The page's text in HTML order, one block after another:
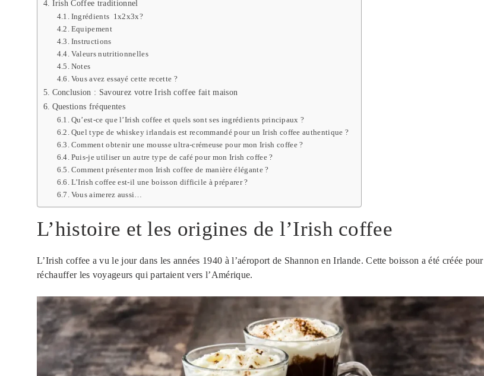
Irish Coffee traditionnel
Ingrédients 1x2x3x?
Equipement
Instructions
Valeurs nutritionnelles
Notes
Vous avez essayé cette recette ?
Conclusion : Savourez votre Irish coffee fait maison
Questions fréquentes
Qu’est-ce que l’Irish coffee et quels sont ses ingrédients principaux ?
Quel type de whiskey irlandais est recommandé pour un Irish coffee authentique ?
Comment obtenir une mousse ultra-crémeuse pour mon Irish coffee ?
Puis-je utiliser un autre type de café pour mon Irish coffee ?
Comment présenter mon Irish coffee de manière élégante ?
L’Irish coffee est-il une boisson difficile à préparer ?
Vous aimerez aussi…
L’histoire et les origines de l’Irish coffee
L’Irish coffee a vu le jour dans les années 1940 à l’aéroport de Shannon en Irlande. Cette boisson a été créée pour
réchauffer les voyageurs qui partaient vers l’Amérique.